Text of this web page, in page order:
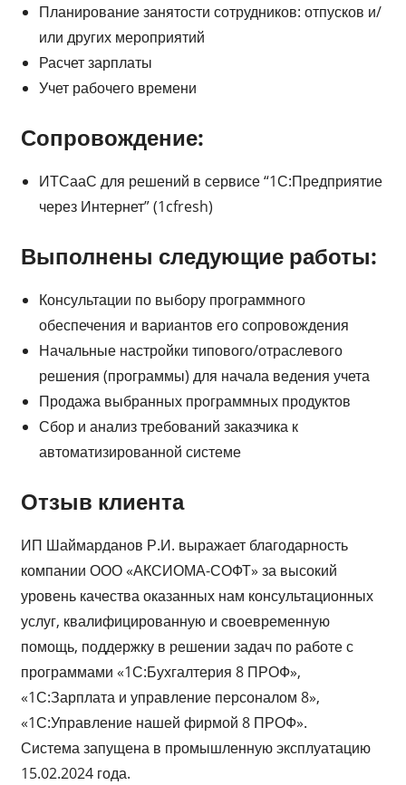
Планирование занятости сотрудников: отпусков и/
или других мероприятий
Расчет зарплаты
Учет рабочего времени
Сопровождение:
ИТСааС для решений в сервисе “1С:Предприятие
через Интернет” (1cfresh)
Выполнены следующие работы:
Консультации по выбору программного
обеспечения и вариантов его сопровождения
Начальные настройки типового/отраслевого
решения (программы) для начала ведения учета
Продажа выбранных программных продуктов
Сбор и анализ требований заказчика к
автоматизированной системе
Отзыв клиента
ИП Шаймарданов Р.И. выражает благодарность
компании ООО «АКСИОМА-СОФТ» за высокий
уровень качества оказанных нам консультационных
услуг, квалифицированную и своевременную
помощь, поддержку в решении задач по работе с
программами «1С:Бухгалтерия 8 ПРОФ»,
«1С:Зарплата и управление персоналом 8»,
«1С:Управление нашей фирмой 8 ПРОФ».
Система запущена в промышленную эксплуатацию
15.02.2024 года.